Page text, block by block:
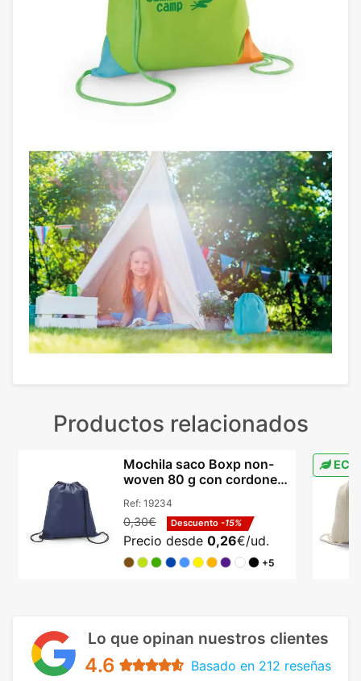
Productos relacionados
Mochila saco Boxp non-
woven 80 g con cordones
Ref: 19234
0,30€ Descuento -15%
Precio desde 0,26€/ud.
+5
ECO
Lo que opinan nuestros clientes
4.6 Basado en 212 reseñas